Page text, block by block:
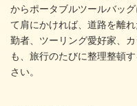
からポータブルツールバッ
て肩にかければ、道路を離
勤者、ツーリング愛好家、
も、旅行のたびに整理整頓
さい。